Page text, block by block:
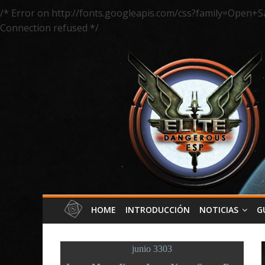
/* Error on http://fonts.googleapis.com/
Connection refused */
HOME INTRODUCCIÓN NOTICIAS
junio 3303